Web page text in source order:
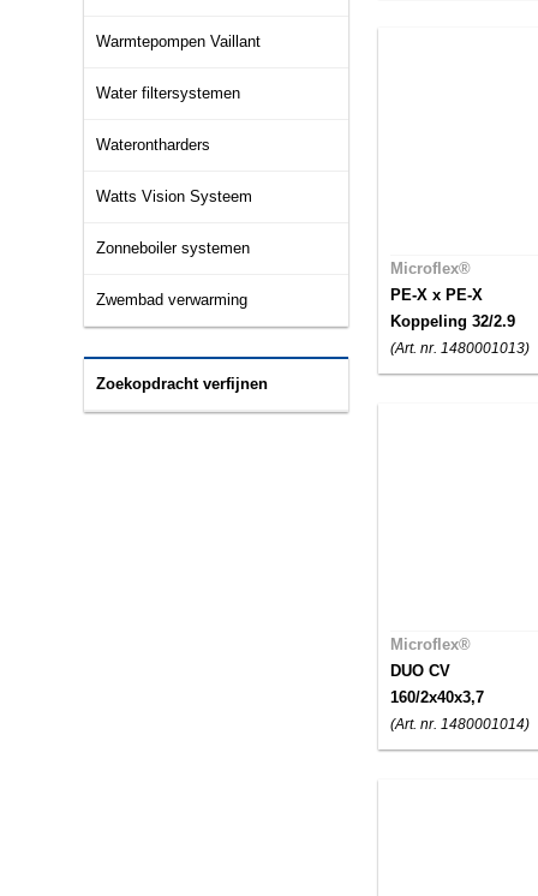
Warmtepompen Vaillant
Water filtersystemen
Waterontharders
Watts Vision Systeem
Zonneboiler systemen
Zwembad verwarming
Zoekopdracht verfijnen
Microflex®
PE-X x PE-X
Koppeling 32/2.9
(Art. nr. 1480001013)
Microflex®
DUO CV
160/2x40x3,7
(Art. nr. 1480001014)